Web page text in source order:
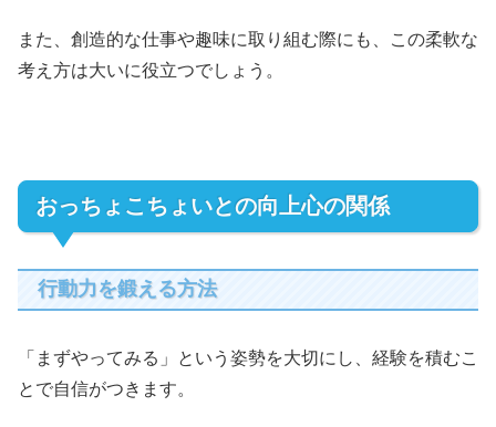
また、創造的な仕事や趣味に取り組む際にも、この柔軟な
考え方は大いに役立つでしょう。
おっちょこちょいとの向上心の関係
行動力を鍛える方法
「まずやってみる」という姿勢を大切にし、経験を積むこ
とで自信がつきます。